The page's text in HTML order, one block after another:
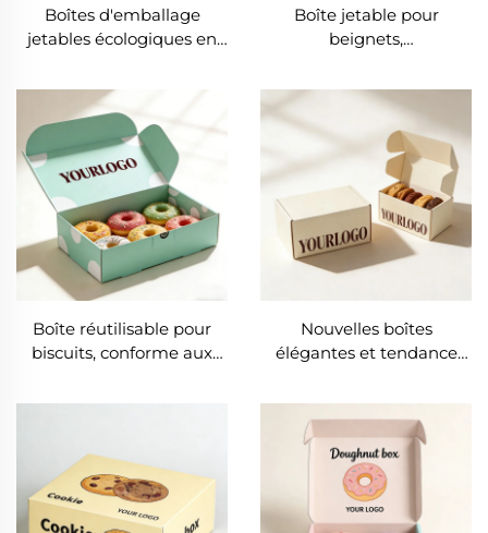
Boîtes d'emballage
jetables écologiques en
sushis, de produits de
boulangerie, de beignets,
de pâtisseries, de
gâteaux, de biscuits et de
Boîte jetable pour
beignets,
2/4/6/8/12/16 unités, avec
fenêtre ; impression
personnalisée ; boîte
pliable pour biscuits ;
boîte de boulangerie
recyclable
Boîte réutilisable pour
biscuits, conforme aux
impression numérique,
pour aliments, vente en
gros de boîtes
d'emballage pour
gâteaux, biscuits et
Nouvelles boîtes
élégantes et tendance
tartes, boîtes pliées pour
biscuits, emballages pour
biscuits et produits de
boulangerie en papier,
boîtes de boulangerie
avec fenêtre